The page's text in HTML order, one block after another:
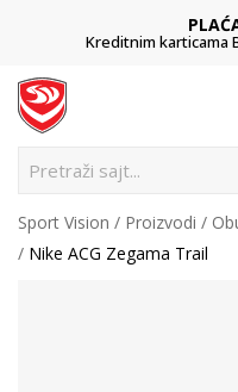
Kreditnim karticama
Pretraži sajt...
Sport Vision Proizvodi
Nike ACG Zegama Trail